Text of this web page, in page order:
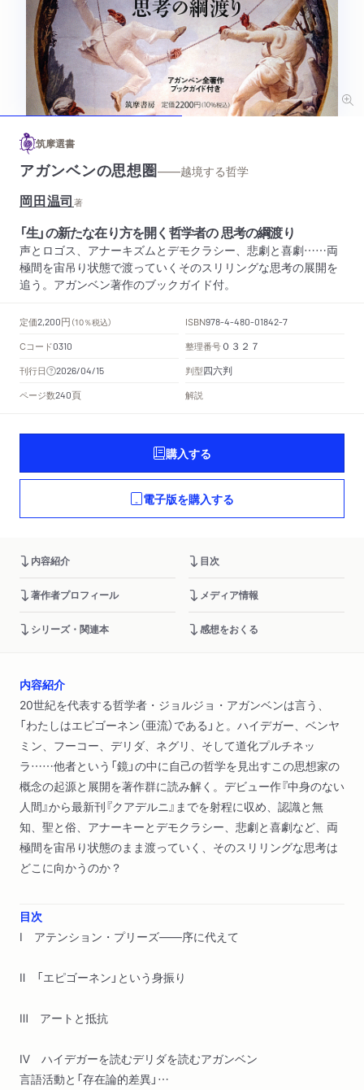
筑摩選書
アガンベンの思想圏——越境する哲学
岡田温司著
「生」の新たな在り方を開く哲学者の 思考の綱渡り
声とロゴス、アナーキズムとデモクラシー、悲劇と喜劇……両
極間を宙吊り状態で渡っていくそのスリリングな思考の展開を
追う。アガンベン著作のブックガイド付。
定価2,200円 （10％税込） ISBN978-4-480-01842-7
Cコード0310 整理番号 ０３２７
刊行日 2026/04/15 判型四六判
ページ数240頁 解説
購入する
電子版を購入する
内容紹介 目次
著作者プロフィール メディア情報
シリーズ・関連本 感想をおくる
内容紹介
20世紀を代表する哲学者・ジョルジョ・アガンベンは言う、
「わたしはエピゴーネン（亜流）である」と。ハイデガー、ベンヤ
ミン、フーコー、デリダ、ネグリ、そして道化プルチネッ
ラ……他者という「鏡」の中に自己の哲学を見出すこの思想家の
概念の起源と展開を著作群に読み解く。デビュー作『中身のない
人間』から最新刊『クアデルニ』までを射程に収め、認識と無
知、聖と俗、アナーキーとデモクラシー、悲劇と喜劇など、両
極間を宙吊り状態のまま渡っていく、そのスリリングな思考は
どこに向かうのか？
目次
Ⅰ アテンション・プリーズ――序に代えて
Ⅱ 「エピゴーネン」という身振り
Ⅲ アートと抵抗
Ⅳ ハイデガーを読むデリダを読むアガンベン
言語活動と「存在論的差異」